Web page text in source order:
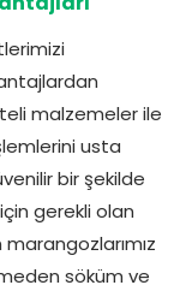
malzemeler ile
usta
bir şekilde
gerekli olan
söküm ve